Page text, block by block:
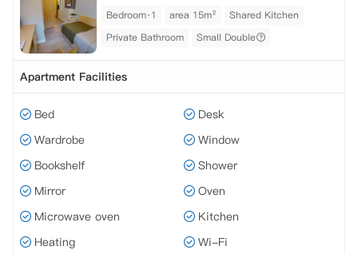
Bedroom·1 area 15m²
Shared Kitchen
Private Bathroom
Small Double
Apartment Facilities
Bed
Desk
Wardrobe
Window
Bookshelf
Shower
Mirror
Oven
Microwave oven
Kitchen
Heating
Wi-Fi